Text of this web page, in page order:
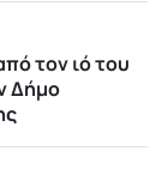
τον ιό του
Δήμο